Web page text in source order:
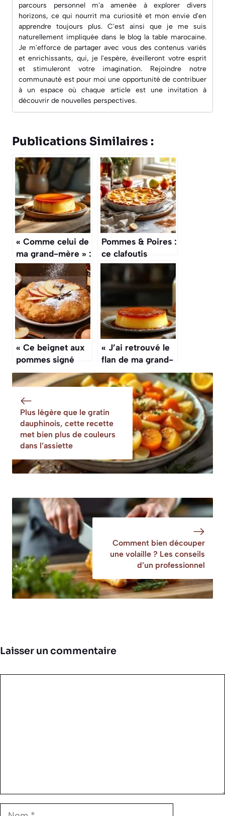
parcours personnel m'a amenée à explorer divers
horizons, ce qui nourrit ma curiosité et mon envie d'en
apprendre toujours plus. C'est ainsi que je me suis
naturellement impliquée dans le blog la table marocaine.
Je m'efforce de partager avec vous des contenus variés
et enrichissants, qui, je l'espère, éveilleront votre esprit
et stimuleront votre imagination. Rejoindre notre
communauté est pour moi une opportunité de contribuer
à un espace où chaque article est une invitation à
découvrir de nouvelles perspectives.
Publications Similaires :
« Comme celui de
ma grand-mère » :
la recette du flan
aux œufs avec
seulement 3
ingrédients
Pommes & Poires :
ce clafoutis
d’automne fait
l’unanimité à la
maison
« Ce beignet aux
pommes signé
Bocuse fait
l’unanimité :
croustillant et ultra
facile à refaire »
« J’ai retrouvé le
flan de ma grand-
mère avec
seulement 3
ingrédients, cette
recette qui
cartonne ! »
Plus légère que le gratin
dauphinois, cette recette
met bien plus de couleurs
dans l’assiette
Comment bien découper
une volaille ? Les conseils
d’un professionnel
Laisser un commentaire
Nom